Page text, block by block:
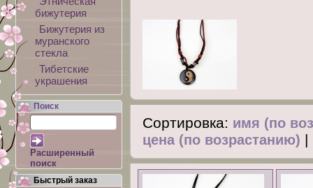
Сортировка: имя (по
цена (по возрастанию) |
бижутерия
Бижутерия из
муранского
стекла
Тибетские
украшения
Поиск
Расширенный
поиск
Быстрый заказ